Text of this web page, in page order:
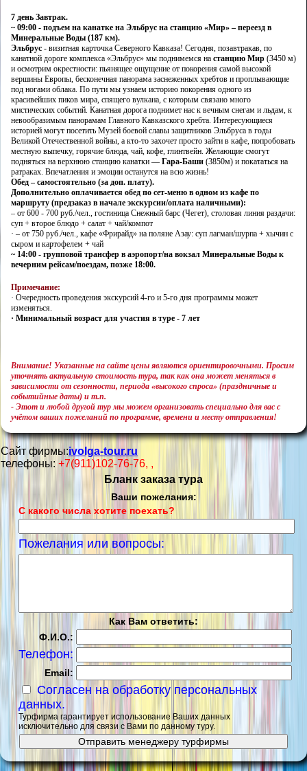
7 день Завтрак.
~ 09:00 - подъем на канатке на Эльбрус на станцию «Мир» – переезд в
Минеральные Воды (187 км).
Эльбрус - визитная карточка Северного Кавказа! Сегодня, позавтракав, по
канатной дороге комплекса «Эльбрус» мы поднимемся на станцию Мир (3450 м)
и осмотрим окрестности: пьянящее ощущение от покорения самой высокой
вершины Европы, бесконечная панорама заснеженных хребтов и проплывающие
под ногами облака. По пути мы узнаем историю покорения одного из
красивейших пиков мира, спящего вулкана, с которым связано много
мистических событий. Канатная дорога поднимет нас к вечным снегам и льдам, к
невообразимым панорамам Главного Кавказского хребта. Интересующиеся
историей могут посетить Музей боевой славы защитников Эльбруса в годы
Великой Отечественной войны, а кто-то захочет просто зайти в кафе, попробовать
местную выпечку, горячие блюда, чай, кофе, глинтвейн. Желающие смогут
подняться на верхнюю станцию канатки — Гара-Баши (3850м) и покататься на
ратраках. Впечатления и эмоции останутся на всю жизнь!
Обед – самостоятельно (за доп. плату).
Дополнительно оплачивается обед по сет-меню в одном из кафе по
маршруту (предзаказ в начале экскурсии/оплата наличными):
– от 600 - 700 руб./чел., гостиница Снежный барс (Чегет), столовая линия раздачи:
суп + второе блюдо + салат + чай/компот
· – от 750 руб./чел., кафе «Фрирайд» на поляне Азау: суп лагман/шурпа + хычин с
сыром и картофелем + чай
~ 14:00 - групповой трансфер в аэропорт/на вокзал Минеральные Воды к
вечерним рейсам/поездам, позже 18:00.
Примечание:
· Очередность проведения экскурсий 4-го и 5-го дня программы может
изменяться.
· Минимальный возраст для участия в туре - 7 лет
Внимание! Указанные на сайте цены являются ориентировочными. Просим
уточнять актуальную стоимость тура, так как она может меняться в
зависимости от сезонности, периода «высокого спроса» (праздничные и
событийные даты) и т.п.
- Этот и любой другой тур мы можем организовать специально для вас с
учётом ваших пожеланий по программе, времени и месту отправления!
Сайт фирмы:ivolga-tour.ru
телефоны: +7(911)102-76-76, ,
Бланк заказа тура
Ваши пожелания:
С какого числа хотите поехать?
Пожелания или вопросы:
Как Вам ответить:
Ф.И.О.:
Телефон:
Email:
Согласен на обработку персональных
данных.
Турфирма гарантирует использование Ваших данных
исключительно для связи с Вами по данному туру.